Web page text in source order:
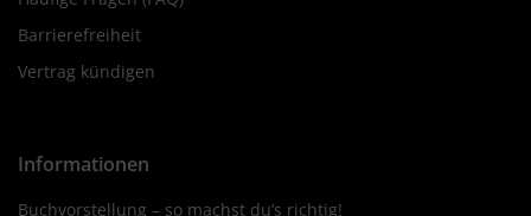
Barrierefreiheit
Vertrag kündigen
Informationen
Buchvorstellung – so machst du’s richtig!